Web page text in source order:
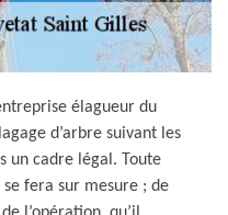
élagueur du
d’arbre suivant les
un cadre légal. Toute
fera sur mesure ; de